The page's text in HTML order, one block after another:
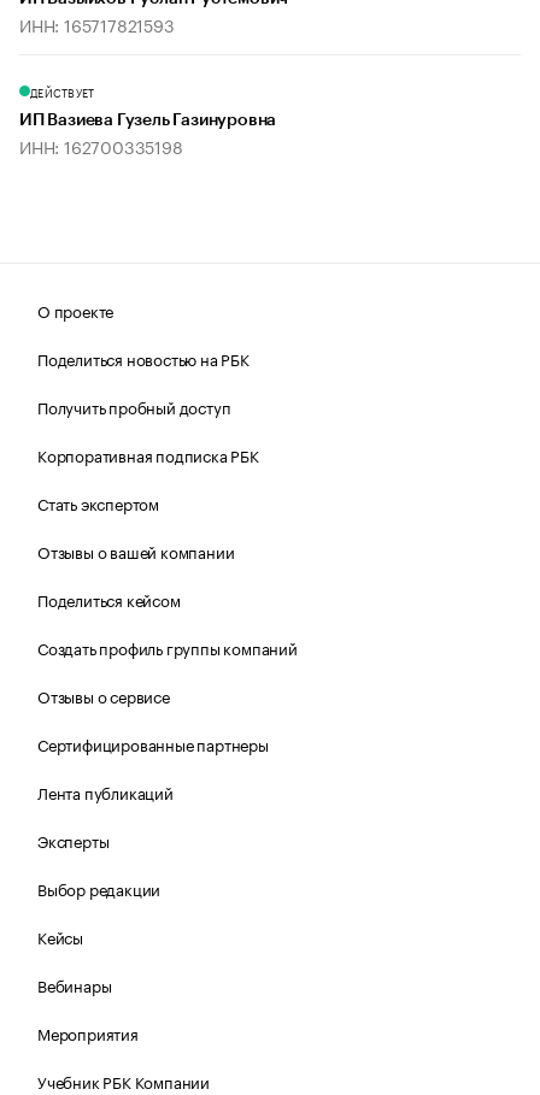
ИНН: 165717821593
ДЕЙСТВУЕТ
ИП Вазиева Гузель Газинуровна
ИНН: 162700335198
О проекте
Поделиться новостью на РБК
Получить пробный доступ
Корпоративная подписка РБК
Стать экспертом
Отзывы о вашей компании
Поделиться кейсом
Создать профиль группы компаний
Отзывы о сервисе
Сертифицированные партнеры
Лента публикаций
Эксперты
Выбор редакции
Кейсы
Вебинары
Мероприятия
Учебник РБК Компании